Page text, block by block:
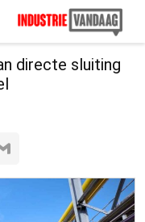
directe sluiting